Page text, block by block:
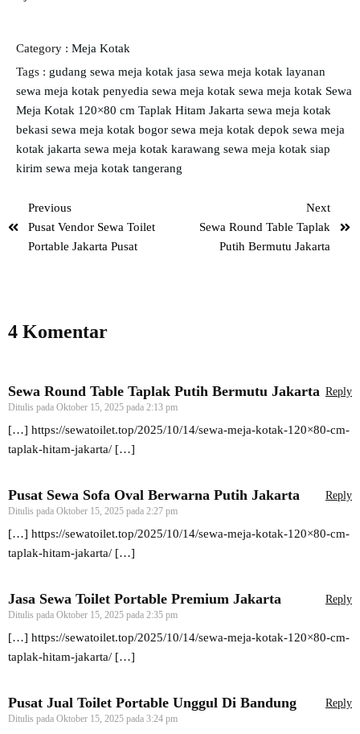
Category : Meja Kotak
Tags : gudang sewa meja kotak jasa sewa meja kotak layanan
sewa meja kotak penyedia sewa meja kotak sewa meja kotak Sewa
Meja Kotak 120×80 cm Taplak Hitam Jakarta sewa meja kotak
bekasi sewa meja kotak bogor sewa meja kotak depok sewa meja
kotak jakarta sewa meja kotak karawang sewa meja kotak siap
kirim sewa meja kotak tangerang
Previous
Pusat Vendor Sewa Toilet
Portable Jakarta Pusat
Next
Sewa Round Table Taplak
Putih Bermutu Jakarta
4 Komentar
Sewa Round Table Taplak Putih Bermutu Jakarta
Ditulis pada Oktober 15, 2025 pada 2:13 pm
Reply
[…] https://sewatoilet.top/2025/10/14/sewa-meja-kotak-120×80-cm-
taplak-hitam-jakarta/ […]
Pusat Sewa Sofa Oval Berwarna Putih Jakarta
Ditulis pada Oktober 15, 2025 pada 2:27 pm
Reply
[…] https://sewatoilet.top/2025/10/14/sewa-meja-kotak-120×80-cm-
taplak-hitam-jakarta/ […]
Jasa Sewa Toilet Portable Premium Jakarta
Ditulis pada Oktober 15, 2025 pada 2:35 pm
Reply
[…] https://sewatoilet.top/2025/10/14/sewa-meja-kotak-120×80-cm-
taplak-hitam-jakarta/ […]
Pusat Jual Toilet Portable Unggul Di Bandung
Ditulis pada Oktober 15, 2025 pada 3:24 pm
Reply